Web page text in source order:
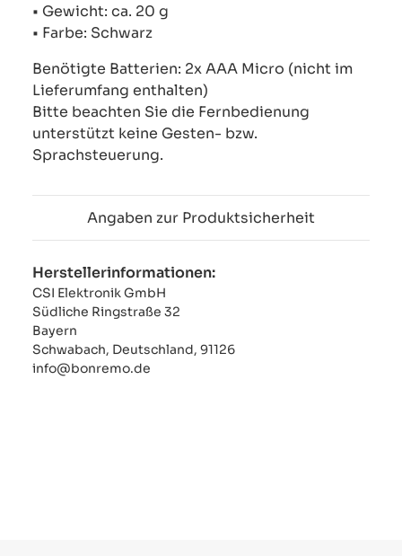
• Gewicht: ca. 20 g
• Farbe: Schwarz
Benötigte Batterien: 2x AAA Micro (nicht im
Lieferumfang enthalten)
Bitte beachten Sie die Fernbedienung
unterstützt keine Gesten- bzw.
Sprachsteuerung.
Angaben zur Produktsicherheit
Herstellerinformationen:
CSI Elektronik GmbH
Südliche Ringstraße 32
Bayern
Schwabach, Deutschland, 91126
info@bonremo.de